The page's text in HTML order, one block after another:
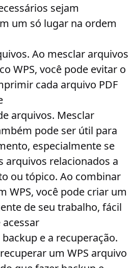
sejam
um só lugar na ordem
. Ao mesclar arquivos
WPS, você pode evitar o
cada arquivo PDF
arquivos. Mesclar
pode ser útil para
especialmente se
arquivos relacionados a
ou tópico. Ao combinar
WPS, você pode criar um
de seu trabalho, fácil
e a recuperação.
um WPS arquivo